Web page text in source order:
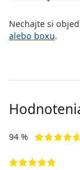
Nechajte si
alebo boxu.
94 %